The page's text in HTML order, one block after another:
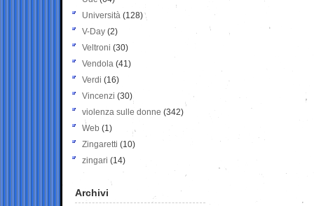
Università (128)
V-Day (2)
Veltroni (30)
Vendola (41)
Verdi (16)
Vincenzi (30)
violenza sulle donne (342)
Web (1)
Zingaretti (10)
zingari (14)
Archivi